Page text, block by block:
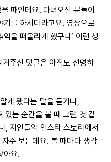
때인데요. 다녀오신 분들이
를 하시더라고요. 영상으로
을 떠올리게 했구나’ 이런 생
주신 댓글은 아직도 선명히
게 됐다는 말을 듣거나,
는 순간을 볼 때 그런 것 같
, 지인들의 인스타 스토리에서
주 보는데요. 볼 때마다 생각
아요.